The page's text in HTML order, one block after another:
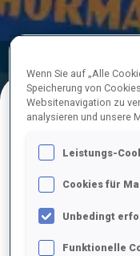
Wenn Sie auf „Alle
Speicherung von
Websitenavigation zu
analysieren und unsere
Leistungs-
Cookies für
Unbedingt
Funktionelle